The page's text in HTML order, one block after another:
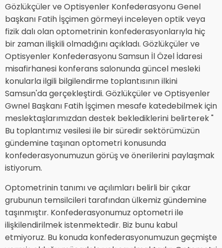
Gözlükçüler ve Optisyenler Konfederasyonu Genel
başkanı Fatih İşçimen görmeyi inceleyen optik veya
fizik dalı olan optometrinin konfederasyonlarıyla hiç
bir zaman ilişkili olmadığını açıkladı. Gözlükçüler ve
Optisyenler Konfederasyonu Samsun İl Özel İdaresi
misafirhanesi konferans salonunda güncel mesleki
konularla ilgili bilgilendirme toplantısının ilkini
Samsun'da gerçekleştirdi. Gözlükçüler ve Optisyenler
Gwnel Başkanı Fatih İşçimen mesafe katedebilmek için
meslektaşlarımızdan destek beklediklerini belirterek "
Bu toplantımız vesilesi ile bir süredir sektörümüzün
gündemine taşınan optometri konusunda
konfederasyonumuzun görüş ve önerilerini paylaşmak
istiyorum.
Optometrinin tanımı ve açılımları belirli bir çıkar
grubunun temsilcileri tarafından ülkemiz gündemine
taşınmıştır. Konfederasyonumuz optometri ile
ilişkilendirilmek istenmektedir. Biz bunu kabul
etmiyoruz. Bu konuda konfederasyonumuzun geçmişte